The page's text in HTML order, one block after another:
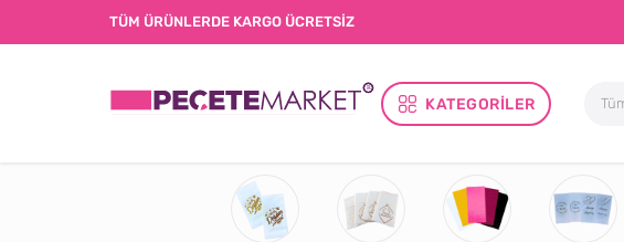
TÜM ÜRÜNLERDE KARGO ÜCRETSİZ
KATEGORILER